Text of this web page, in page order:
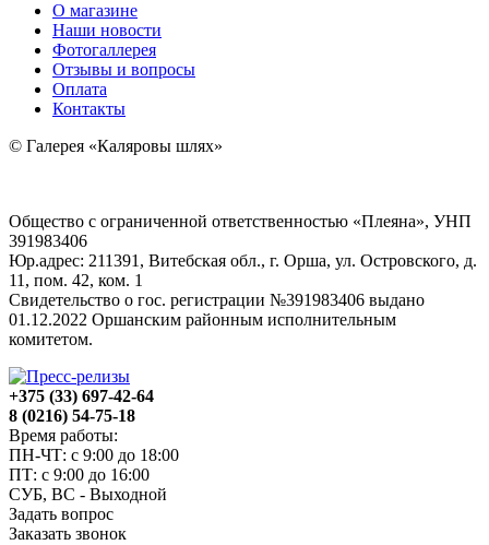
О магазине
Наши новости
Фотогаллерея
Отзывы и вопросы
Оплата
Контакты
© Галерея «Каляровы шлях»
Общество с ограниченной ответственностью «Плеяна», УНП
391983406
Юр.адрес: 211391, Витебская обл., г. Орша, ул. Островского, д.
11, пом. 42, ком. 1
Свидетельство о гос. регистрации №391983406 выдано
01.12.2022 Оршанским районным исполнительным
комитетом.
+375 (33) 697-42-64
8 (0216) 54-75-18
Время работы:
ПН-ЧТ: с 9:00 до 18:00
ПТ: с 9:00 до 16:00
СУБ, ВС - Выходной
Задать вопрос
Заказать звонок